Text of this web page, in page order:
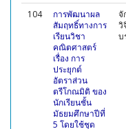
104
การพัฒนาผล
สัมฤทธิ์ทางการ
เรียนวิชา
คณิตศาสตร์
เรื่อง การ
ประยุกต์
อัตราส่วน
ตรีโกณมิติ ของ
นักเรียนชั้น
มัธยมศึกษาปีที่
5 โดยใช้ชุด
จั
วิ
บ